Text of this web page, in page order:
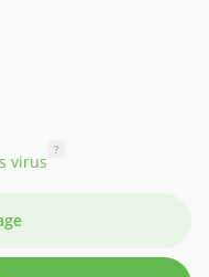
virus
?